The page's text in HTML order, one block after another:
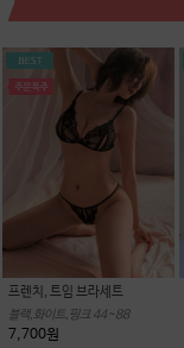
프렌치, 트임 브라세트
블랙,화이트,핑크 44~88
7,700원